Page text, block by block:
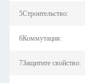
5Строительство:
6Коммутация:
7Защитите свойство: